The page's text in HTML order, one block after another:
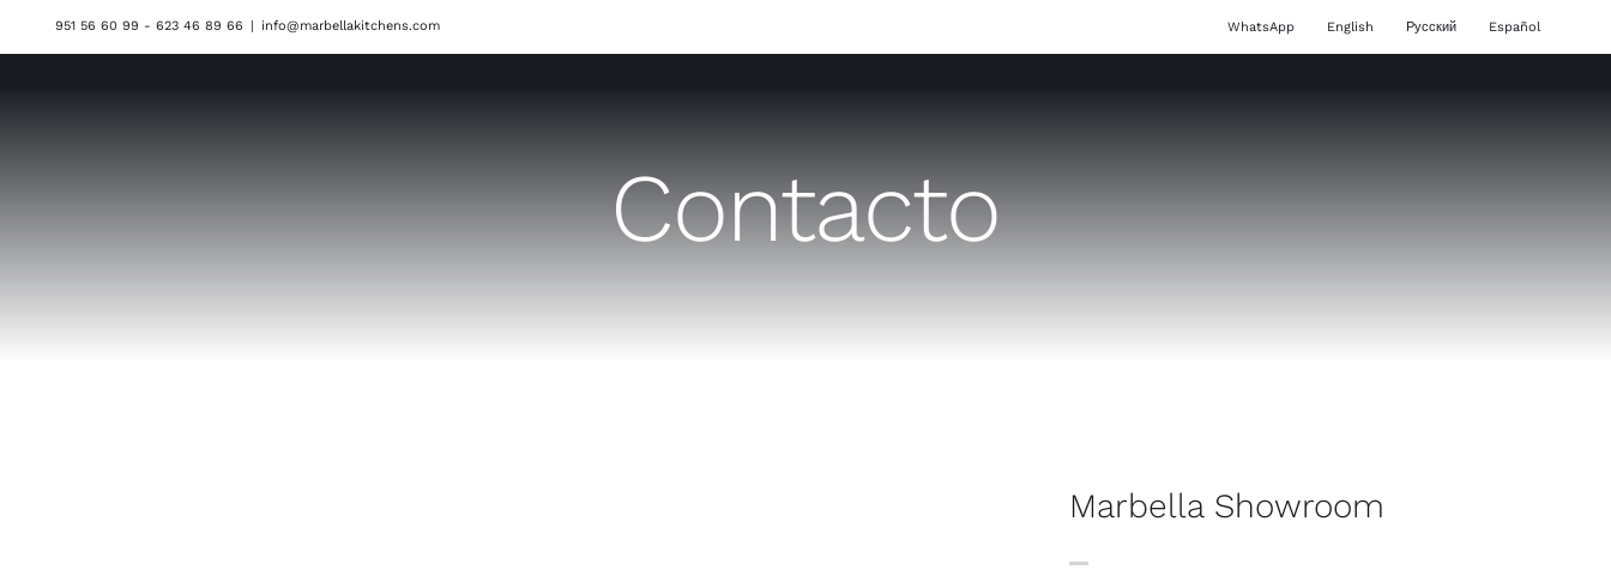
al
951 56 60 99 - 623 46 89 66 | info@marbellakitchens.com WhatsApp English Русский Español
Contacto
Marbella Showroom